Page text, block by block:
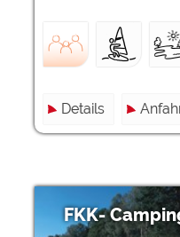
Details
FKK-